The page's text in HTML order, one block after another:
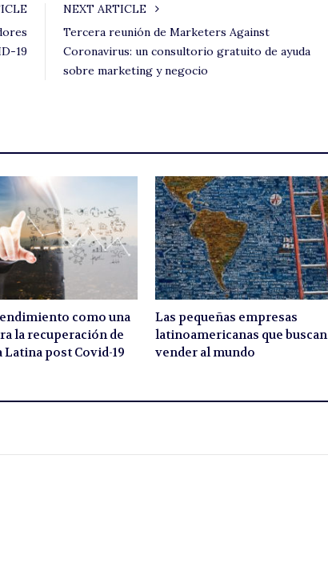
19
NEXT ARTICLE
Tercera reunión de Marketers Against
Coronavirus: un consultorio gratuito de ayuda
sobre marketing y negocio
como una
la recuperación de
Latina post Covid-19
Las pequeñas empresas
latinoamericanas que buscan
vender al mundo